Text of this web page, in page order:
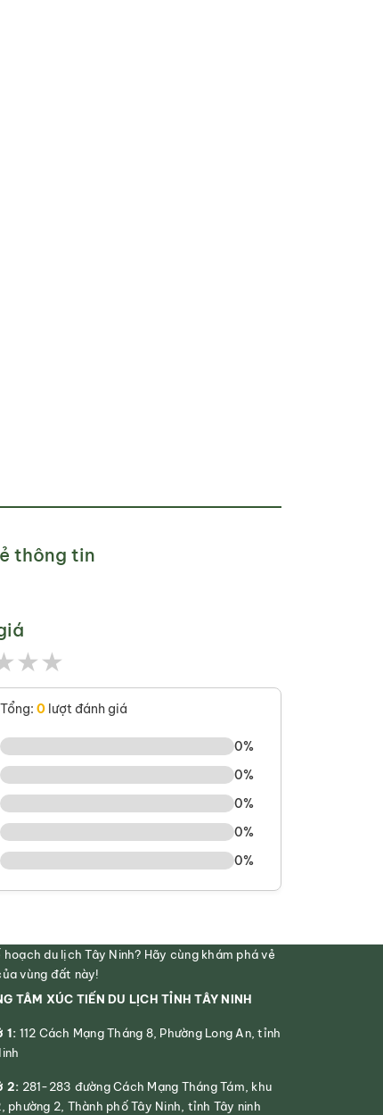
thông tin
★★
0 lượt đánh giá
0%
0%
0%
0%
0%
hoạch du lịch Tây Ninh? Hãy cùng khám phá vẻ
vùng đất này!
TÂM XÚC TIẾN DU LỊCH TỈNH TÂY NINH
1: 112 Cách Mạng Tháng 8, Phường Long An, tỉnh
2: 281-283 đường Cách Mạng Tháng Tám, khu
phường 2, Thành phố Tây Ninh, tỉnh Tây ninh